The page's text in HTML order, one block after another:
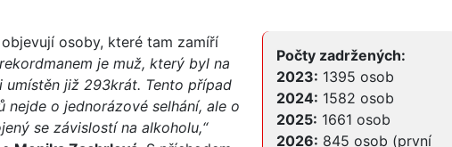
Počty zadržených:
2023: 1395 osob
2024: 1582 osob
2025: 1661 osob
2026: 845 osob (první
osoby, které tam zamíří
je muž, který byl na
umístěn již 293krát. Tento případ
nejde o jednorázové selhání, ale o
se závislostí na alkoholu,“